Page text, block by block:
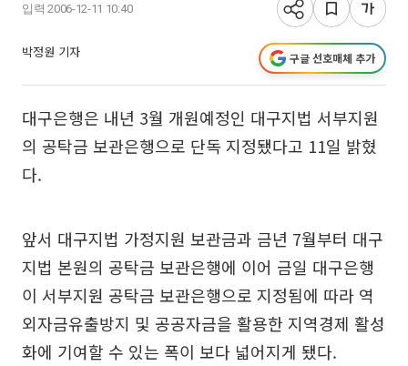
입력 2006-12-11 10:40
박정원 기자 구글 선호매체 추가
대구은행은 내년 3월 개원예정인 대구지법 서부지원
의 공탁금 보관은행으로 단독 지정됐다고 11일 밝혔
다.
앞서 대구지법 가정지원 보관금과 금년 7월부터 대구
지법 본원의 공탁금 보관은행에 이어 금일 대구은행
이 서부지원 공탁금 보관은행으로 지정됨에 따라 역
외자금유출방지 및 공공자금을 활용한 지역경제 활성
화에 기여할 수 있는 폭이 보다 넓어지게 됐다.